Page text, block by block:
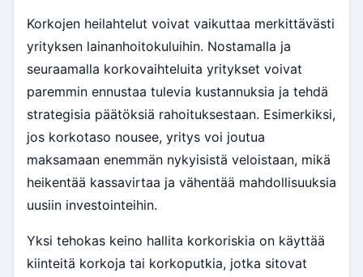
Korkojen heilahtelut voivat vaikuttaa merkittävästi
yrityksen lainanhoitokuluihin. Nostamalla ja
seuraamalla korkovaihteluita yritykset voivat
paremmin ennustaa tulevia kustannuksia ja tehdä
strategisia päätöksiä rahoituksestaan. Esimerkiksi,
jos korkotaso nousee, yritys voi joutua
maksamaan enemmän nykyisistä veloistaan, mikä
heikentää kassavirtaa ja vähentää mahdollisuuksia
uusiin investointeihin.
Yksi tehokas keino hallita korkoriskia on käyttää
kiinteitä korkoja tai korkoputkia, jotka sitovat